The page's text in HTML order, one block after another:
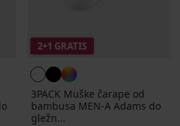
2+1 GRATIS
3PACK Muške čarape od
bambusa MEN-A Adams do
gležn...